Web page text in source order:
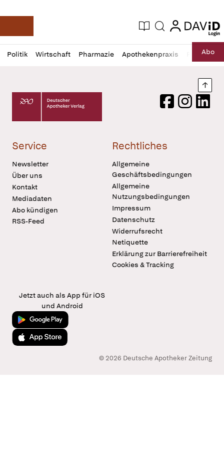
Deutsche Apotheker Zeitung
Aktuelle Ausgabe
Suche login
login
Politik Wirtschaft Pharmazie Apothekenpraxis RechtAbo
Profil
öffnen
Daz
Pur
Deutscher Apotheker Verlag Logo
FacebookInstagram
Service
Newsletter
Über uns
Kontakt
Mediadaten
Abo kündigen
RSS-Feed
Rechtliches
Allgemeine
Geschäftsbedingungen
Allgemeine
Nutzungsbedingungen
Impressum
Datenschutz
Widerrufsrecht
Netiquette
Erklärung zur Barrierefreiheit
Cookies & Tracking
Jetzt auch als App für iOS
und Android
Jetzt bei Google Play
Laden im App Store
© 2026 Deutsche Apotheker Zeitung